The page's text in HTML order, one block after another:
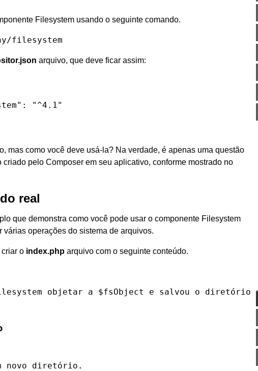
Filesystem usando o seguinte comando.
filesystem
arquivo, que deve ficar assim:
"^4.1"
mas como você deve usá-la? Na verdade, é apenas uma questão
criado pelo Composer em seu aplicativo, conforme mostrado no
real
que demonstra como você pode usar o componente Filesystem
operações do sistema de arquivos.
criar o index.php arquivo com o seguinte conteúdo.
objetar a $fsObject e salvou o diretório
novo diretório.